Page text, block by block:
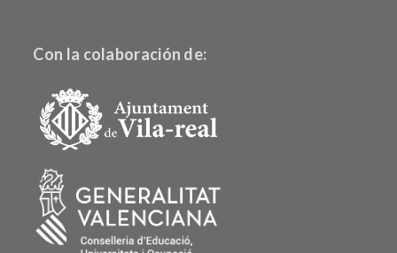
Con la colaboración de: